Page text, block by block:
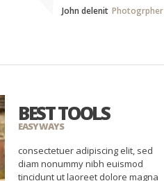
John delenit Photogrpher
BEST TOOLS
EASY WAYS
consectetuer adipiscing elit, sed
diam nonummy nibh euismod
tincidunt ut laoreet dolore magna